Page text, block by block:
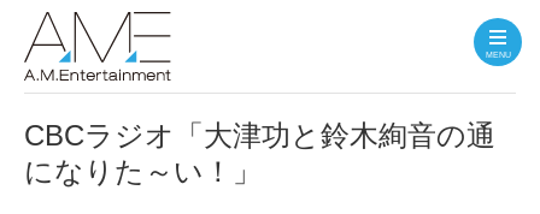
MENU
CBCラジオ「大津功と鈴木絢音の通
になりた～い！」